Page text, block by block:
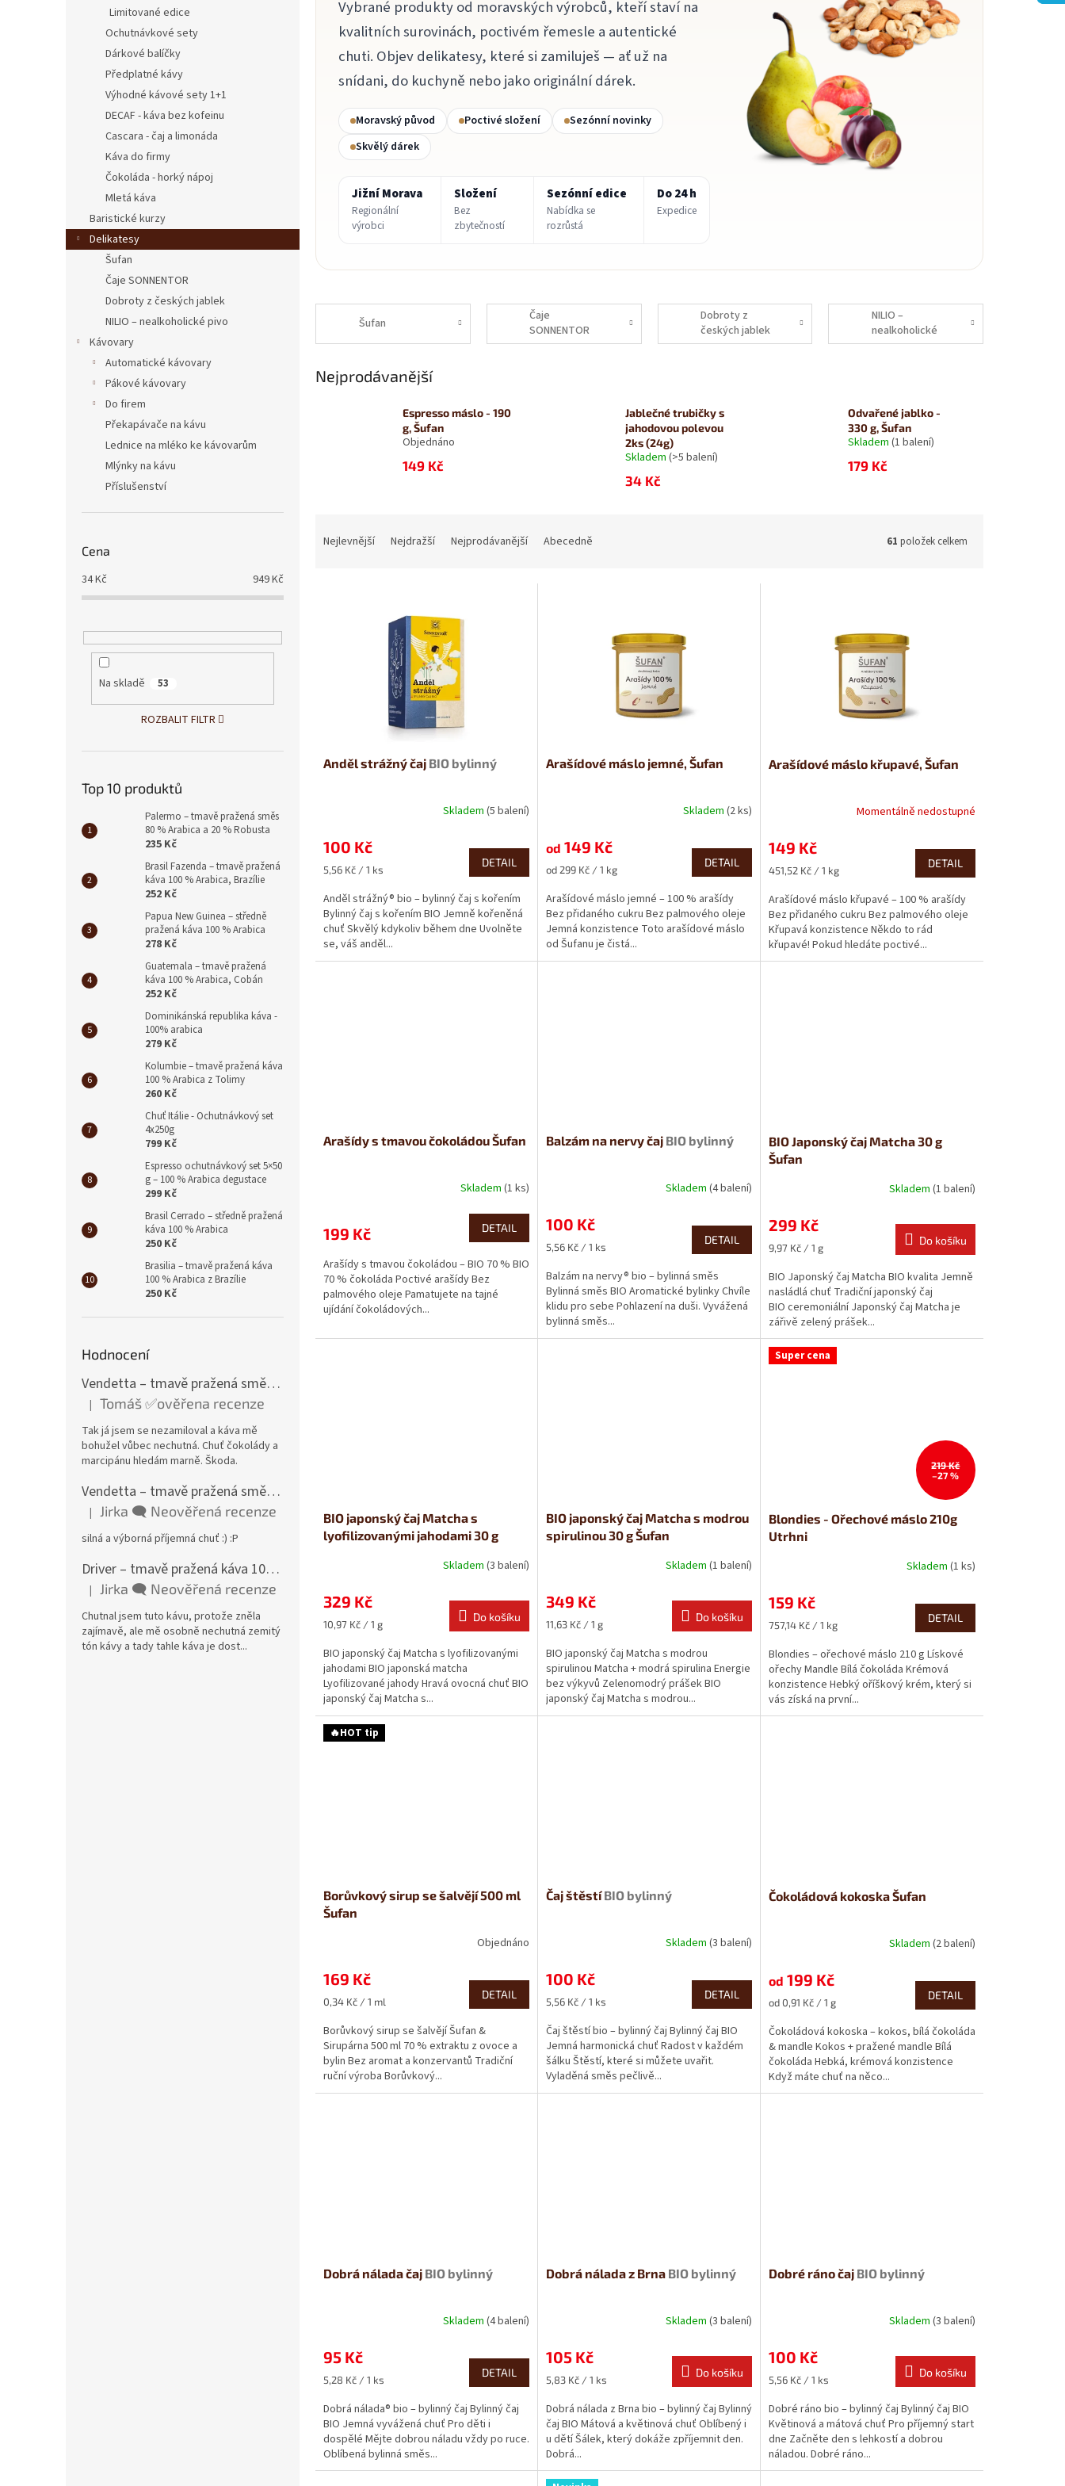
Limitované edice
Ochutnávkové sety
Dárkové balíčky
Předplatné kávy
Výhodné kávové sety 1+1
DECAF - káva bez kofeinu
Cascara - čaj a limonáda
Káva do firmy
Čokoláda - horký nápoj
Mletá káva
Baristické kurzy
Delikatesy
Šufan
Čaje SONNENTOR
Dobroty z českých jablek
NILIO – nealkoholické pivo
Kávovary
Automatické kávovary
Pákové kávovary
Do firem
Překapávače na kávu
Lednice na mléko ke kávovarům
Mlýnky na kávu
Příslušenství
Cena
34Kč 949Kč
Na skladě 53
ROZBALIT FILTR
Top 10 produktů
Palermo – tmavě pražená směs
80 % Arabica a 20 % Robusta
235 Kč
Brasil Fazenda – tmavě pražená
káva 100 % Arabica, Brazílie
252 Kč
Papua New Guinea – středně
pražená káva 100 % Arabica
278 Kč
Guatemala – tmavě pražená
káva 100 % Arabica, Cobán
252 Kč
Dominikánská republika káva -
100% arabica
279 Kč
Kolumbie – tmavě pražená káva
100 % Arabica z Tolimy
260 Kč
Chuť Itálie - Ochutnávkový set
4x250g
799 Kč
Espresso ochutnávkový set 5×50
g – 100 % Arabica degustace
299 Kč
Brasil Cerrado – středně pražená
káva 100 % Arabica
250 Kč
Brasilia – tmavě pražená káva
100 % Arabica z Brazílie
250 Kč
Hodnocení
Vendetta – tmavě pražená směs 85 % Arabica a 15 % Robusta
Hodnocení produktu je 1 z 5 hvězdiček.
| Tomáš ✅ověřena recenze
Tak já jsem se nezamiloval a káva mě
bohužel vůbec nechutná. Chuť čokolády a
marcipánu hledám marně. Škoda.
Vendetta – tmavě pražená směs 85 % Arabica a 15 % Robusta
Hodnocení produktu je 5 z 5 hvězdiček.
| Jirka 🗨️ Neověřená recenze
silná a výborná příjemná chuť :) :P
Driver – tmavě pražená káva 100 % Robusta, Tanzanie
Hodnocení produktu je 3 z 5 hvězdiček.
| Jirka 🗨️ Neověřená recenze
Chutnal jsem tuto kávu, protože zněla
zajímavě, ale mě osobně nechutná zemitý
tón kávy a tady tahle káva je dost...
Vybrané produkty od moravských výrobců, kteří staví na
kvalitních surovinách, poctivém řemesle a autentické
chuti. Objev delikatesy, které si zamiluješ — ať už na
snídani, do kuchyně nebo jako originální dárek.
Moravský původ Poctivé složení
Sezónní novinky
Skvělý dárek
Jižní Morava
Regionální
výrobci
Složení
Bez
zbytečností
Sezónní edice
Nabídka se
rozrůstá
Do 24 h
Expedice
Šufan
Čaje
SONNENTOR
Dobroty z
českých jablek
NILIO –
nealkoholické
pivo
Nejprodávanější
Espresso máslo - 190
g, Šufan
Objednáno
149 Kč
Jablečné trubičky s
jahodovou polevou
2ks (24g)
Skladem (>5 balení)
34 Kč
Odvařené jablko -
330 g, Šufan
Skladem (1 balení)
179 Kč
Nejlevnější Nejdražší Nejprodávanější Abecedně 61 položek celkem
Anděl strážný čaj BIO bylinný
Skladem (5 balení)
100 Kč
Měrná
5,56 Kč / 1 ks
DETAIL
Anděl strážný® bio – bylinný čaj s kořením
Bylinný čaj s kořením BIO Jemně kořeněná
chuť Skvělý kdykoliv během dne Uvolněte
se, váš anděl...
Arašídové máslo jemné, Šufan
produktu
5,0
5
hvězdiček.
Skladem (2 ks)
od 149 Kč
Měrná
od 299 Kč / 1 kg
DETAIL
Arašídové máslo jemné – 100 % arašídy
Bez přidaného cukru Bez palmového oleje
Jemná konzistence Toto arašídové máslo
od Šufanu je čistá...
Arašídové máslo křupavé, Šufan
Momentálně nedostupné
149 Kč
Měrná
451,52 Kč / 1 kg
DETAIL
Arašídové máslo křupavé – 100 % arašídy
Bez přidaného cukru Bez palmového oleje
Křupavá konzistence Někdo to rád
křupavé! Pokud hledáte poctivé...
Arašídy s tmavou čokoládou Šufan
Skladem (1 ks)
199 Kč DETAIL
Arašídy s tmavou čokoládou – BIO 70 % BIO
70 % čokoláda Poctivé arašídy Bez
palmového oleje Pamatujete na tajné
ujídání čokoládových...
Balzám na nervy čaj BIO bylinný
Skladem (4 balení)
100 Kč
Měrná
5,56 Kč / 1 ks
DETAIL
Balzám na nervy® bio – bylinná směs
Bylinná směs BIO Aromatické bylinky Chvíle
klidu pro sebe Pohlazení na duši. Vyvážená
bylinná směs...
BIO Japonský čaj Matcha 30 g
Šufan
Skladem (1 balení)
299 Kč
Měrná
9,97 Kč / 1 g
Do košíku
BIO Japonský čaj Matcha BIO kvalita Jemně
nasládlá chuť Tradiční japonský čaj
BIO ceremoniální Japonský čaj Matcha je
zářivě zelený prášek...
BIO japonský čaj Matcha s
lyofilizovanými jahodami 30 g
Skladem (3 balení)
329 Kč
Měrná
10,97 Kč / 1 g
Do košíku
BIO japonský čaj Matcha s lyofilizovanými
jahodami BIO japonská matcha
Lyofilizované jahody Hravá ovocná chuť BIO
japonský čaj Matcha s...
BIO japonský čaj Matcha s modrou
spirulinou 30 g Šufan
Skladem (1 balení)
349 Kč
Měrná
11,63 Kč / 1 g
Do košíku
BIO japonský čaj Matcha s modrou
spirulinou Matcha + modrá spirulina Energie
bez výkyvů Zelenomodrý prášek BIO
japonský čaj Matcha s modrou...
Super cena
219 Kč
–27 %
Blondies - Ořechové máslo 210g
Utrhni
Skladem (1 ks)
159 Kč
Měrná
757,14 Kč / 1 kg
DETAIL
Blondies – ořechové máslo 210 g Lískové
ořechy Mandle Bílá čokoláda Krémová
konzistence Hebký oříškový krém, který si
vás získá na první...
🔥HOT tip
Borůvkový sirup se šalvějí 500 ml
Šufan
Objednáno
169 Kč
Měrná
0,34 Kč / 1 ml
DETAIL
Borůvkový sirup se šalvějí Šufan &
Sirupárna 500 ml 70 % extraktu z ovoce a
bylin Bez aromat a konzervantů Tradiční
ruční výroba Borůvkový...
Čaj štěstíBIO bylinný
Skladem (3 balení)
100 Kč
Měrná
5,56 Kč / 1 ks
DETAIL
Čaj štěstí bio – bylinný čaj Bylinný čaj BIO
Jemná harmonická chuť Radost v každém
šálku Štěstí, které si můžete uvařit.
Vyladěná směs pečlivě...
Čokoládová kokoska Šufan
produktu
5,0
z
5
hvězdiček.
Skladem (2 balení)
od 199 Kč
Měrná
od 0,91 Kč / 1 g
DETAIL
Čokoládová kokoska – kokos, bílá čokoláda
& mandle Kokos + pražené mandle Bílá
čokoláda Hebká, krémová konzistence
Když máte chuť na něco...
Dobrá nálada čaj BIO bylinný
Skladem (4 balení)
95 Kč
Měrná
5,28 Kč / 1 ks
DETAIL
Dobrá nálada® bio – bylinný čaj Bylinný čaj
BIO Jemná vyvážená chuť Pro děti i
dospělé Mějte dobrou náladu vždy po ruce.
Oblíbená bylinná směs...
Dobrá nálada z Brna BIO bylinný
Skladem (3 balení)
105 Kč
Měrná
5,83 Kč / 1 ks
Do košíku
Dobrá nálada z Brna bio – bylinný čaj Bylinný
čaj BIO Mátová a květinová chuť Oblíbený i
u dětí Šálek, který dokáže zpříjemnit den.
Dobrá...
Dobré ráno čaj BIO bylinný
Skladem (3 balení)
100 Kč
Měrná
5,56 Kč / 1 ks
Do košíku
Dobré ráno bio – bylinný čaj Bylinný čaj BIO
Květinová a mátová chuť Pro příjemný start
dne Začněte den s lehkostí a dobrou
náladou. Dobré ráno...